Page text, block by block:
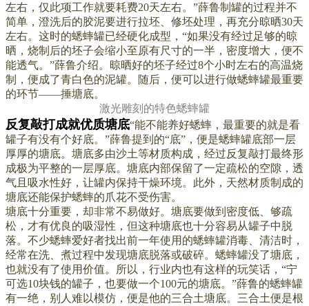
左右，仅此项工作就要耗费20天左右。”薛鲁制罐的过程并不
简单，澄洗后的胶泥要进行拉坯、修坯处理，再充分晾晒30天
左右。这时的蟋蟀罐已经硬化成型，“如果没有经过足够的晾
晒，烧制后的坯子会缩小至原有尺寸的一半，密度增大，便不
能透气。”薛鲁介绍。晾晒好的坯子经过8个小时左右的高温烧
制，便成了青白色的泥罐。随后，便可以进行做蟋蟀罐最重要
的环节——捶塘底。
激光雕刻的特色蟋蟀罐
反复敲打成就优质塘底“能不能养好蟋蟀，最重要的就是看
罐子有没有个好底。”薛鲁提到的“底”，便是蟋蟀罐底部一层
厚厚的塘底。塘底多由沙土等材质构成，经过反复敲打最终形
成极为平整的一层厚底。塘底内部保留了一定疏松的空隙，透
气且吸水性好，让罐内保持干燥环境。此外，天然材质制成的
塘底还能保护蟋蟀的爪花不受伤害。
塘底十分重要，却非常不易做好。塘底要做到密度低、够疏
松，才有优良的吸湿性，但这种塘底也十分容易从罐子中脱
落。不少蟋蟀爱好者找出前一年使用的蟋蟀罐消毒、清洁时，
经常在洗、煮过程中发现塘底脱落或破碎。蟋蟀罐没了塘底，
也就没有了使用价值。所以，行业内也有这样的玩笑话，“宁
可选10块钱的罐子，也要做一个100元的塘底。”薛鲁的蟋蟀罐
有一绝，别人难以模仿，便是他的三合土塘底。三合土便是根